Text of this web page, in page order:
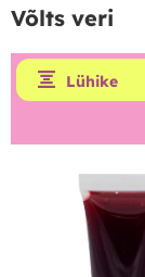
Võlts veri
Lühike